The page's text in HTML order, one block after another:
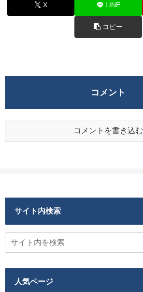
X LINE
コピー
コメント
コメントを書き込む
サイト内検索
人気ページ